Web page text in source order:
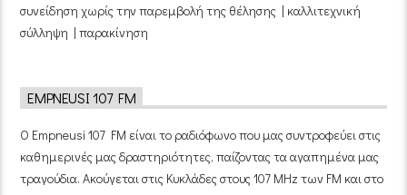
συνείδηση χωρίς την παρεμβολή της θέλησης | καλλιτεχνική
σύλληψη | παρακίνηση
EMPNEUSI 107 FM
Ο Empneusi 107 FM είναι το ραδιόφωνο που μας συντροφεύει στις
καθημερινές μας δραστηριότητες, παίζοντας τα αγαπημένα μας
τραγούδια. Ακούγεται στις Κυκλάδες στους 107 MHz των FM και στο